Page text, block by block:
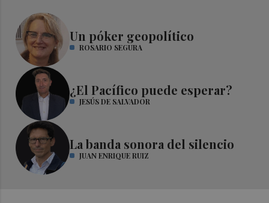
Un póker geopolítico
ROSARIO SEGURA
¿El Pacífico puede esperar?
JESÚS DE SALVADOR
La banda sonora del silencio
JUAN ENRIQUE RUIZ